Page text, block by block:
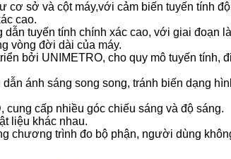
cơ sở và cột máy,với cảm biến tuyến tính
cao.
tuyến tính chính xác cao, với giai đoạn
vòng đời dài của máy.
bởi UNIMETRO, cho quy mô tuyến tính,
ánh sáng song song, tránh biến dạng
cấp nhiều góc chiếu sáng và độ sáng.
liệu khác nhau.
chương trình đo bộ phận, người dùng